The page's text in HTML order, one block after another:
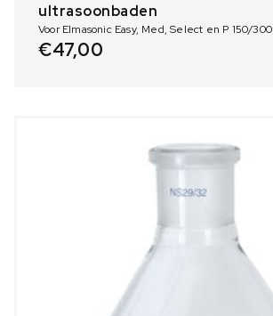
ultrasoonbaden
Voor Elmasonic Easy, Med, Select en P 150/300
€47,00